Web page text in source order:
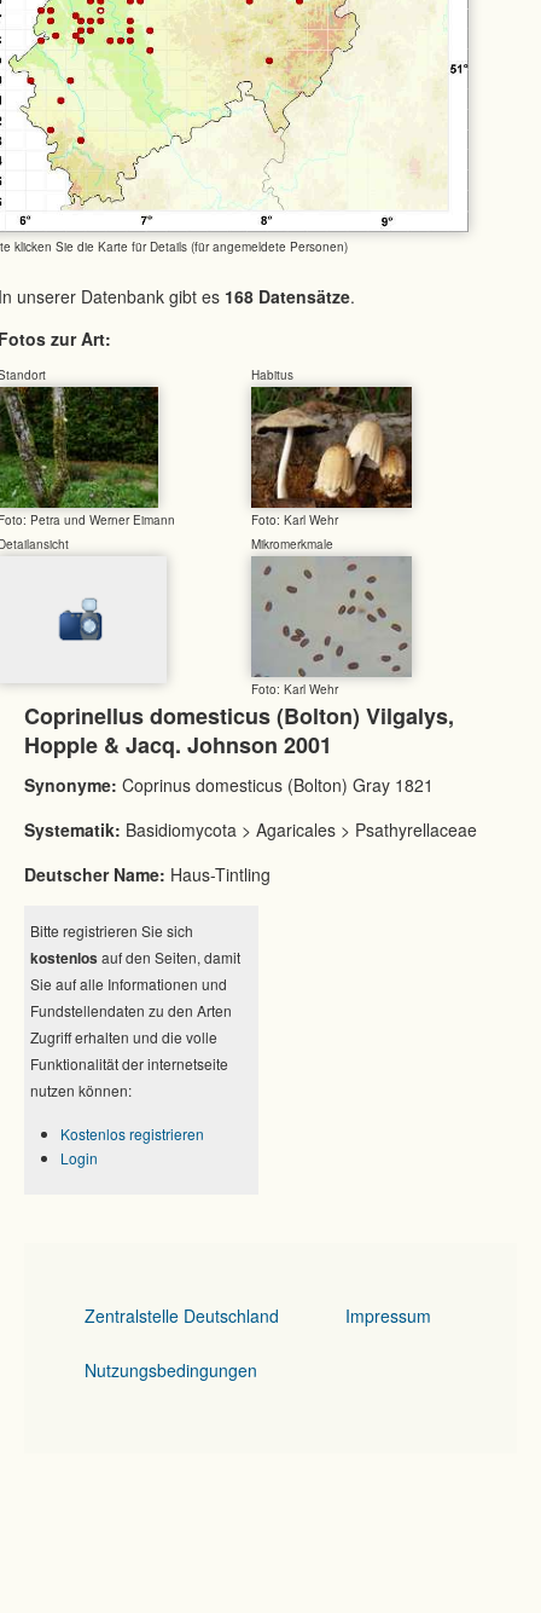
klicken Sie die Karte für Details (für angemeldete Personen)
unserer Datenbank gibt es 168 Datensätze.
zur Art:
Petra und Werner Eimann
Habitus
Foto: Karl Wehr
Mikromerkmale
Foto: Karl Wehr
Coprinellus domesticus (Bolton) Vilgalys,
Hopple & Jacq. Johnson 2001
Synonyme: Coprinus domesticus (Bolton) Gray 1821
Systematik: Basidiomycota > Agaricales > Psathyrellaceae
Deutscher Name: Haus-Tintling
Bitte registrieren Sie sich
kostenlos auf den Seiten, damit
Sie auf alle Informationen und
Fundstellendaten zu den Arten
Zugriff erhalten und die volle
Funktionalität der internetseite
nutzen können:
Kostenlos registrieren
Login
Zentralstelle Deutschland Impressum
Nutzungsbedingungen